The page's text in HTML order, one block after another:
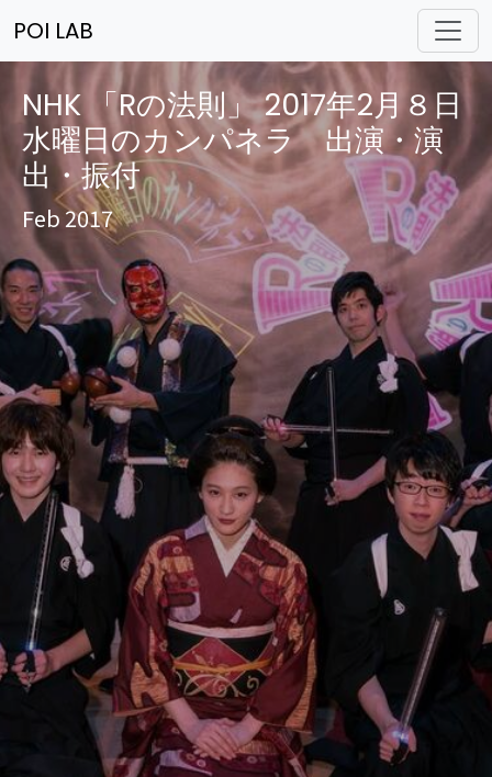
POI LAB
NHK 「Rの法則」 2017年2月８日
水曜日のカンパネラ 出演・演
出・振付
Feb 2017